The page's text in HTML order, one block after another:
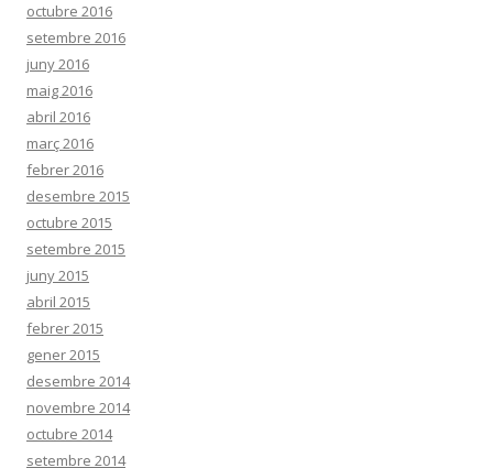
octubre 2016
setembre 2016
juny 2016
maig 2016
abril 2016
març 2016
febrer 2016
desembre 2015
octubre 2015
setembre 2015
juny 2015
abril 2015
febrer 2015
gener 2015
desembre 2014
novembre 2014
octubre 2014
setembre 2014